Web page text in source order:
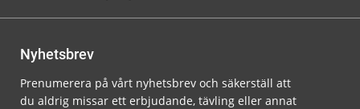
Nyhetsbrev
Prenumerera på vårt nyhetsbrev och säkerställ att
du aldrig missar ett erbjudande, tävling eller annat